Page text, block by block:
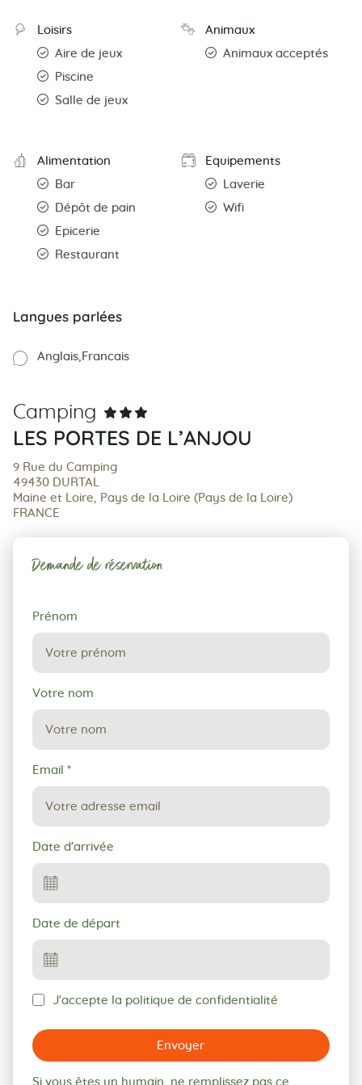
Loisirs
Aire de jeux
Piscine
Salle de jeux
Animaux
Animaux acceptés
Alimentation
Bar
Dépôt de pain
Epicerie
Restaurant
Equipements
Laverie
Wifi
Langues parlées
Anglais Francais
Camping
LES PORTES DE L’ANJOU
9 Rue du Camping
49430 DURTAL
Maine et Loire, Pays de la Loire (Pays de la Loire)
FRANCE
Demande de réservation
Demande
de
réservation
Prénom
Votre nom
Email *
Date d'arrivée
Date de départ
J'accepte la politique de confidentialité
Envoyer
Si vous êtes un humain, ne remplissez pas ce